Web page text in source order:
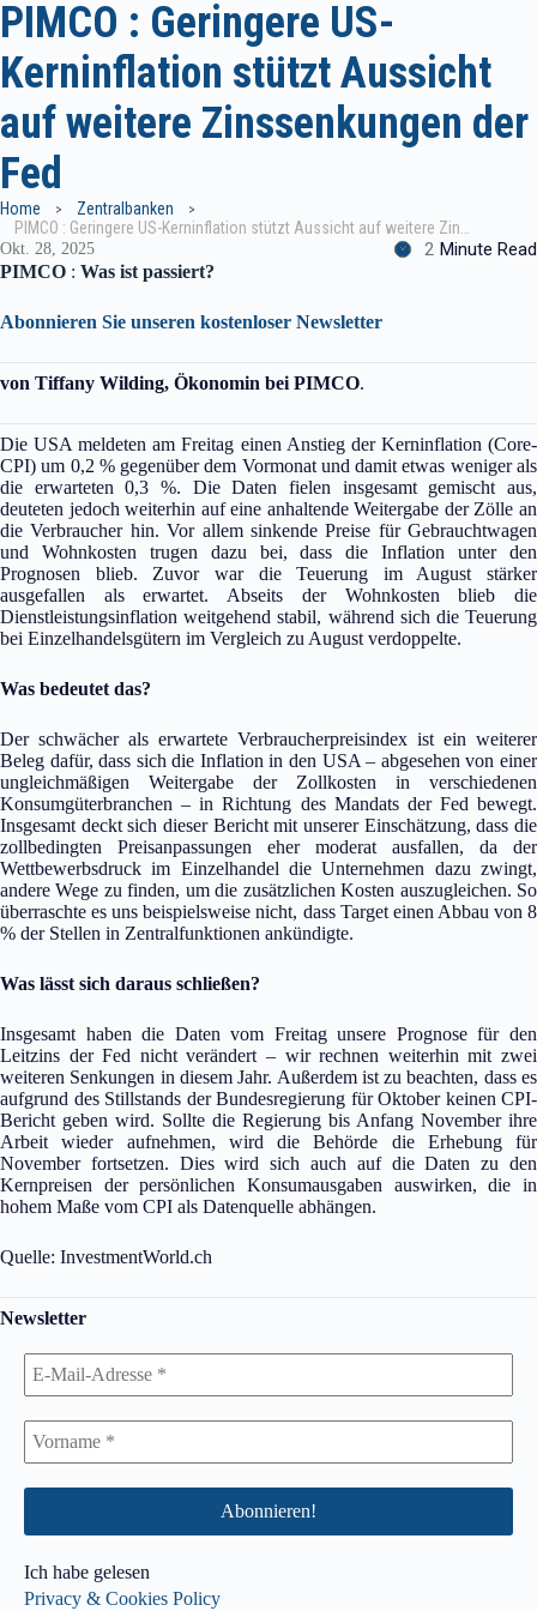
PIMCO : Geringere US-
Kerninflation stützt Aussicht
auf weitere Zinssenkungen der
Fed
Home
Zentralbanken
PIMCO : Geringere US-Kerninflation stützt Aussicht auf weitere Zinssenkungen der Fed
Okt. 28, 2025 2 Minute Read
PIMCO : Was ist passiert?
Abonnieren Sie unseren kostenloser Newsletter
von Tiffany Wilding, Ökonomin bei PIMCO.
Die USA meldeten am Freitag einen Anstieg der Kerninflation (Core-
CPI) um 0,2 % gegenüber dem Vormonat und damit etwas weniger als
die erwarteten 0,3 %. Die Daten fielen insgesamt gemischt aus,
deuteten jedoch weiterhin auf eine anhaltende Weitergabe der Zölle an
die Verbraucher hin. Vor allem sinkende Preise für Gebrauchtwagen
und Wohnkosten trugen dazu bei, dass die Inflation unter den
Prognosen blieb. Zuvor war die Teuerung im August stärker
ausgefallen als erwartet. Abseits der Wohnkosten blieb die
Dienstleistungsinflation weitgehend stabil, während sich die Teuerung
bei Einzelhandelsgütern im Vergleich zu August verdoppelte.
Was bedeutet das?
Der schwächer als erwartete Verbraucherpreisindex ist ein weiterer
Beleg dafür, dass sich die Inflation in den USA – abgesehen von einer
ungleichmäßigen Weitergabe der Zollkosten in verschiedenen
Konsumgüterbranchen – in Richtung des Mandats der Fed bewegt.
Insgesamt deckt sich dieser Bericht mit unserer Einschätzung, dass die
zollbedingten Preisanpassungen eher moderat ausfallen, da der
Wettbewerbsdruck im Einzelhandel die Unternehmen dazu zwingt,
andere Wege zu finden, um die zusätzlichen Kosten auszugleichen. So
überraschte es uns beispielsweise nicht, dass Target einen Abbau von 8
% der Stellen in Zentralfunktionen ankündigte.
Was lässt sich daraus schließen?
Insgesamt haben die Daten vom Freitag unsere Prognose für den
Leitzins der Fed nicht verändert – wir rechnen weiterhin mit zwei
weiteren Senkungen in diesem Jahr. Außerdem ist zu beachten, dass es
aufgrund des Stillstands der Bundesregierung für Oktober keinen CPI-
Bericht geben wird. Sollte die Regierung bis Anfang November ihre
Arbeit wieder aufnehmen, wird die Behörde die Erhebung für
November fortsetzen. Dies wird sich auch auf die Daten zu den
Kernpreisen der persönlichen Konsumausgaben auswirken, die in
hohem Maße vom CPI als Datenquelle abhängen.
Quelle: InvestmentWorld.ch
Newsletter
Ich habe gelesen
Privacy & Cookies Policy